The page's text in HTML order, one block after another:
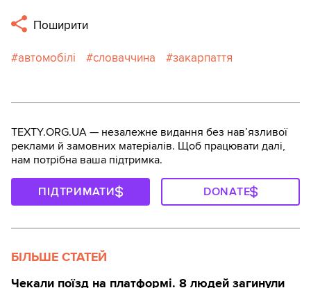
Поширити
автомобілі словаччина закарпаття
TEXTY.ORG.UA — незалежне видання без навʼязливої
реклами й замовних матеріалів. Щоб працювати далі,
нам потрібна ваша підтримка.
ПІДТРИМАТИ DONATE
БІЛЬШЕ СТАТЕЙ
Чекали поїзд на платформі. 8 людей загинули